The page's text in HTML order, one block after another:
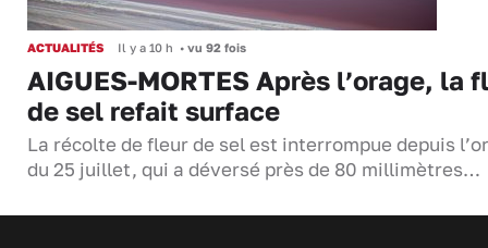
ACTUALITÉS Il y a 10 h • vu 92 fois
AIGUES-MORTES Après l’orage, la
de sel refait surface
La récolte de fleur de sel est interrompue depuis
du 25 juillet, qui a déversé près de 80 millimètres…